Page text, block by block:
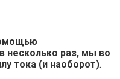
несколько раз, мы во
тока (и наоборот).